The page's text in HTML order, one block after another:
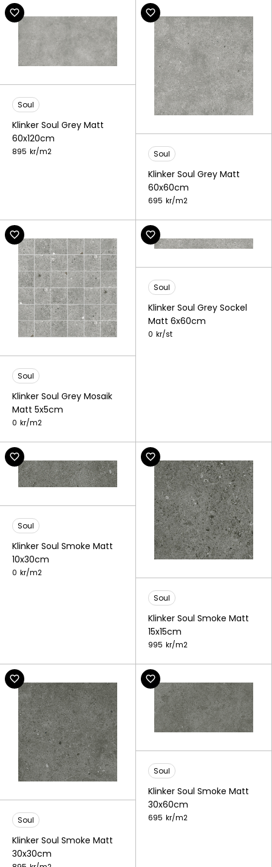
Soul
Klinker Soul Grey Matt
60x120cm
895 kr/m2 Soul
Klinker Soul Grey Matt
60x60cm
695 kr/m2
Soul
Klinker Soul Grey Mosaik
Matt 5x5cm
0 kr/m2
Soul
Klinker Soul Grey Sockel
Matt 6x60cm
0 kr/st
Soul
Klinker Soul Smoke Matt
10x30cm
0 kr/m2
Soul
Klinker Soul Smoke Matt
15x15cm
995 kr/m2
Soul
Klinker Soul Smoke Matt
30x30cm
Soul
Klinker Soul Smoke Matt
30x60cm
695 kr/m2